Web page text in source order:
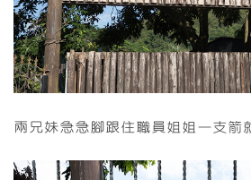
兩兄妹急急腳跟住職員姐姐一支箭